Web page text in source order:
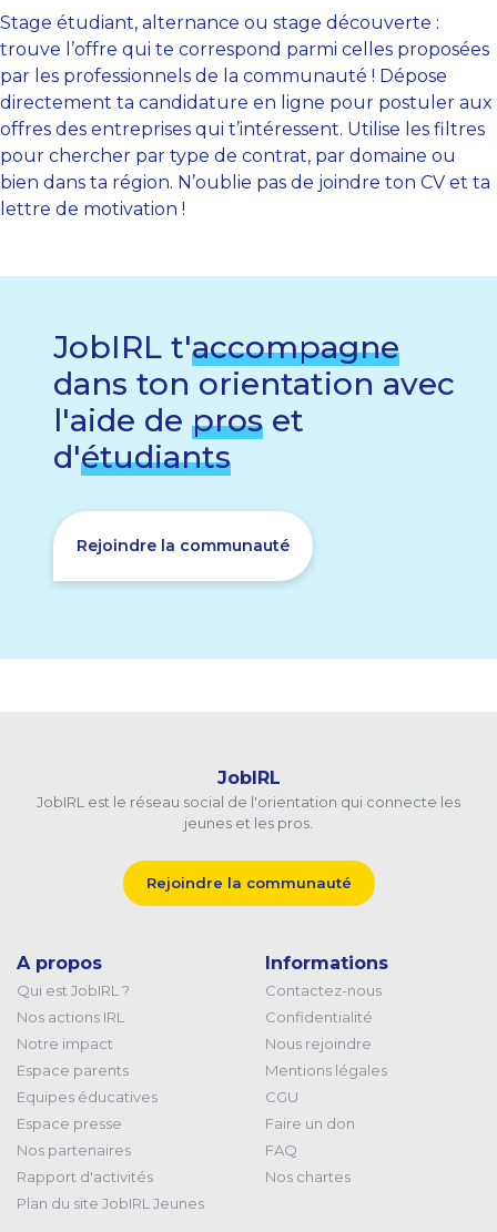
Stage étudiant, alternance ou stage découverte :
trouve l’offre qui te correspond parmi celles proposées
par les professionnels de la communauté ! Dépose
directement ta candidature en ligne pour postuler aux
offres des entreprises qui t’intéressent. Utilise les filtres
pour chercher par type de contrat, par domaine ou
bien dans ta région. N’oublie pas de joindre ton CV et ta
lettre de motivation !
JobIRL t'accompagne
dans ton orientation avec
l'aide de pros et
d'étudiants
Rejoindre la communauté
JobIRL
JobIRL est le réseau social de l'orientation qui connecte les
jeunes et les pros.
Rejoindre la communauté
A propos
Qui est JobIRL ?
Nos actions IRL
Notre impact
Espace parents
Equipes éducatives
Espace presse
Nos partenaires
Rapport d'activités
Plan du site JobIRL Jeunes
Informations
Contactez-nous
Confidentialité
Nous rejoindre
Mentions légales
CGU
Faire un don
FAQ
Nos chartes